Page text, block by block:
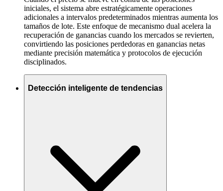
iniciales, el sistema abre estratégicamente operaciones
adicionales a intervalos predeterminados mientras aumenta los
tamaños de lote. Este enfoque de mecanismo dual acelera la
recuperación de ganancias cuando los mercados se revierten,
convirtiendo las posiciones perdedoras en ganancias netas
mediante precisión matemática y protocolos de ejecución
disciplinados.
Detección inteligente de tendencias